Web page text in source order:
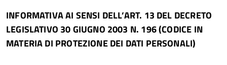
INFORMATIVA AI SENSI DELL’ART. 13 DEL DECRETO
LEGISLATIVO 30 GIUGNO 2003 N. 196 (CODICE IN
MATERIA DI PROTEZIONE DEI DATI PERSONALI)